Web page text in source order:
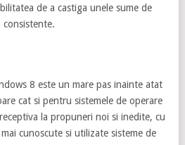
de a castiga unele sume de
consistente.
8 este un mare pas inainte atat
cat si pentru sistemele de operare
la propuneri noi si inedite, cu
cunoscute si utilizate sisteme de